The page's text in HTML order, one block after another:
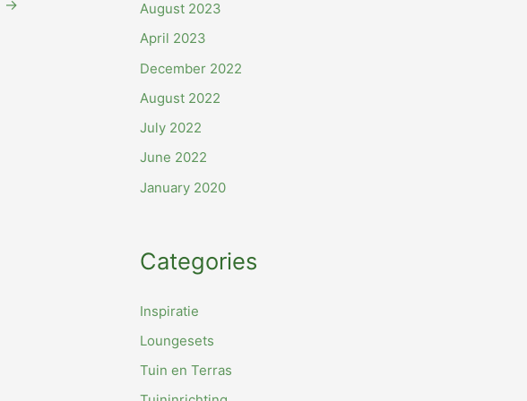
→
August 2023
April 2023
December 2022
August 2022
July 2022
June 2022
January 2020
Categories
Inspiratie
Loungesets
Tuin en Terras